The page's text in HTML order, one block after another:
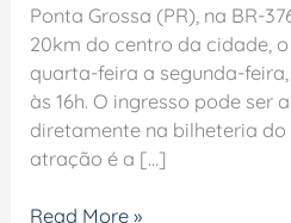
Ponta Grossa (PR), na BR-
20km do centro da cidade,
quarta-feira a segunda-
às 16h. O ingresso pode ser
diretamente na bilheteria do
atração é a […]
Read More »